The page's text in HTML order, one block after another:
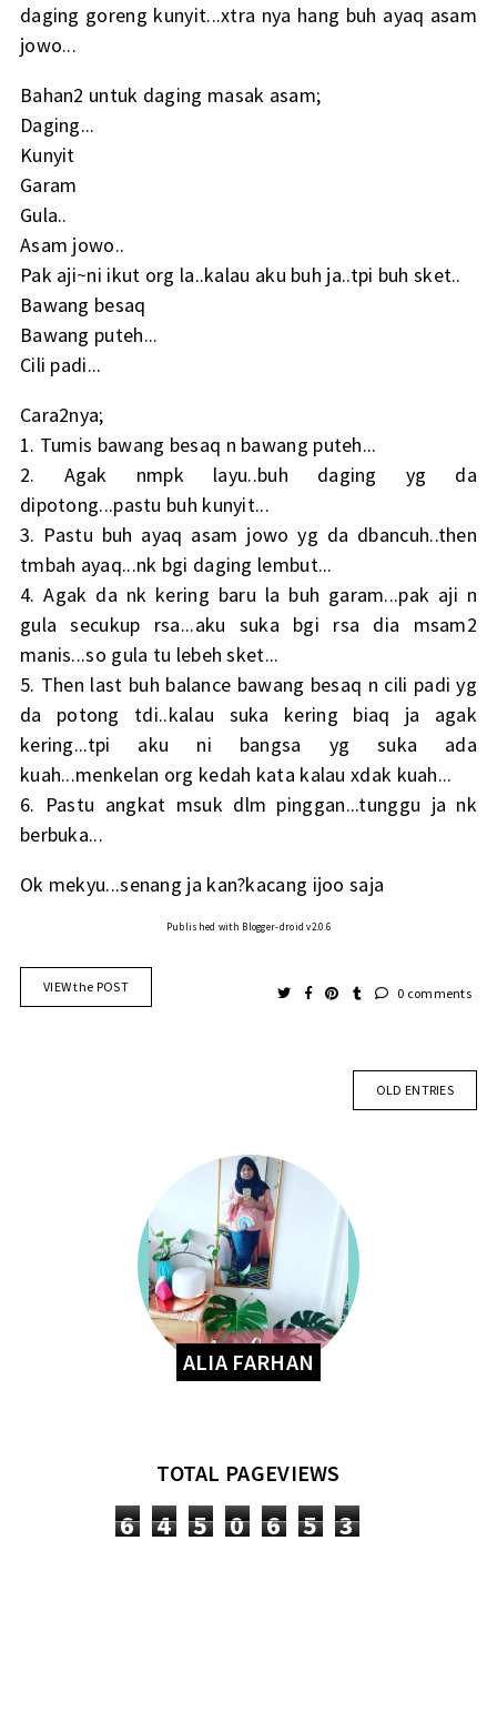
daging goreng kunyit...xtra nya hang buh ayaq asam
jowo...
Bahan2 untuk daging masak asam;
Daging...
Kunyit
Garam
Gula..
Asam jowo..
Pak aji~ni ikut org la..kalau aku buh ja..tpi buh sket..
Bawang besaq
Bawang puteh...
Cili padi...
Cara2nya;
1. Tumis bawang besaq n bawang puteh...
2. Agak nmpk layu..buh daging yg da
dipotong...pastu buh kunyit...
3. Pastu buh ayaq asam jowo yg da dbancuh..then
tmbah ayaq...nk bgi daging lembut...
4. Agak da nk kering baru la buh garam...pak aji n
gula secukup rsa...aku suka bgi rsa dia msam2
manis...so gula tu lebeh sket...
5. Then last buh balance bawang besaq n cili padi yg
da potong tdi..kalau suka kering biaq ja agak
kering...tpi aku ni bangsa yg suka ada
kuah...menkelan org kedah kata kalau xdak kuah...
6. Pastu angkat msuk dlm pinggan...tunggu ja nk
berbuka...
Ok mekyu...senang ja kan?kacang ijoo saja
Published with Blogger-droid v2.0.6
VIEW the POST 0 comments
OLD ENTRIES
ALIA FARHAN
TOTAL PAGEVIEWS
6 4 5 0 6 5 3